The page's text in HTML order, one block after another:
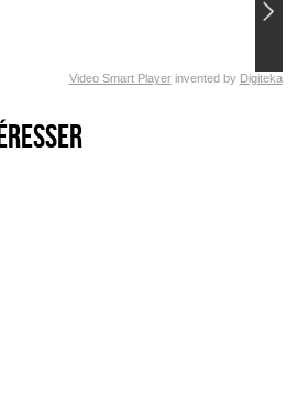
Video Smart Playerinvented by Digiteka